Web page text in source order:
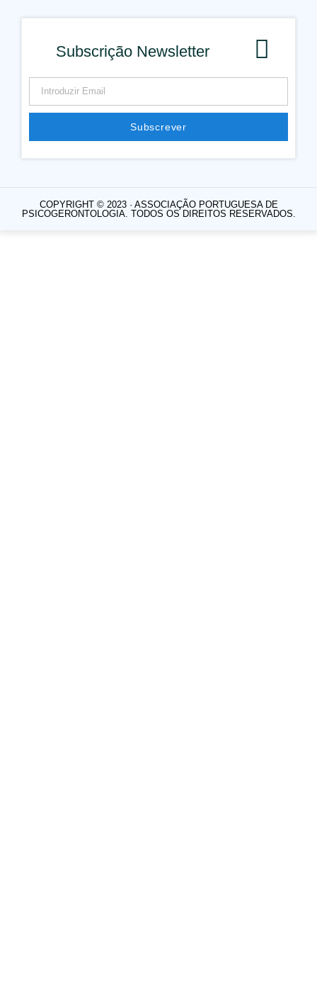
Subscrição Newsletter
Subscrever
COPYRIGHT © 2023 · ASSOCIAÇÃO PORTUGUESA DE
PSICOGERONTOLOGIA. TODOS OS DIREITOS RESERVADOS.